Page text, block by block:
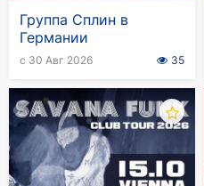
Группа Сплин в
Германии
с 30 Авг 2026 35